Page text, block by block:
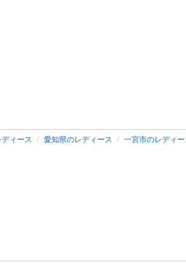
ディース 愛知県のレディース
一宮市のレディ